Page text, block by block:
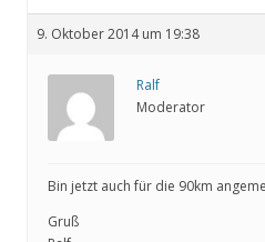
9. Oktober 2014 um 19:38
Ralf
Moderator
Bin jetzt auch für die 90km
Gruß